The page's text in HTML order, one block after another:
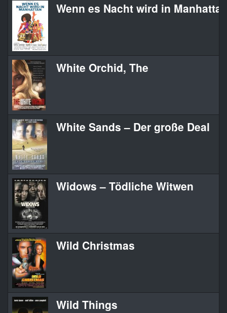
Wenn es Nacht wird in
White Orchid, The
White Sands – Der große Deal
Widows – Tödliche Witwen
Wild Christmas
Wild Things